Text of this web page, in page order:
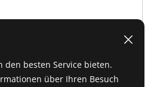
auf Anfrage
den besten Service bieten.
über Ihren Besuch